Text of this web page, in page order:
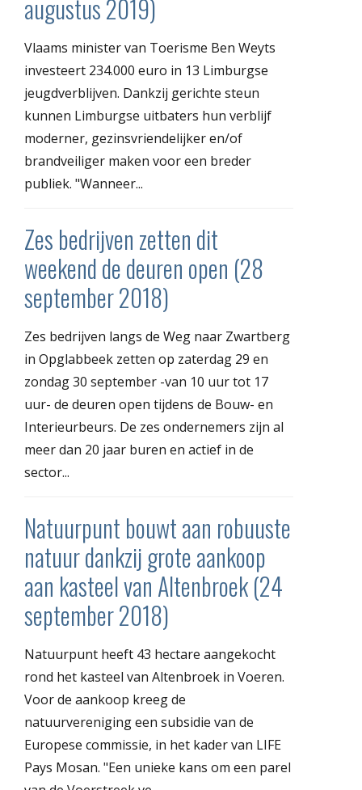
augustus 2019)
Vlaams minister van Toerisme Ben Weyts
investeert 234.000 euro in 13 Limburgse
jeugdverblijven. Dankzij gerichte steun
kunnen Limburgse uitbaters hun verblijf
moderner, gezinsvriendelijker en/of
brandveiliger maken voor een breder
publiek. "Wanneer...
Zes bedrijven zetten dit
weekend de deuren open (28
september 2018)
Zes bedrijven langs de Weg naar Zwartberg
in Opglabbeek zetten op zaterdag 29 en
zondag 30 september -van 10 uur tot 17
uur- de deuren open tijdens de Bouw- en
Interieurbeurs. De zes ondernemers zijn al
meer dan 20 jaar buren en actief in de
sector...
Natuurpunt bouwt aan robuuste
natuur dankzij grote aankoop
aan kasteel van Altenbroek (24
september 2018)
Natuurpunt heeft 43 hectare aangekocht
rond het kasteel van Altenbroek in Voeren.
Voor de aankoop kreeg de
natuurvereniging een subsidie van de
Europese commissie, in het kader van LIFE
Pays Mosan. "Een unieke kans om een parel